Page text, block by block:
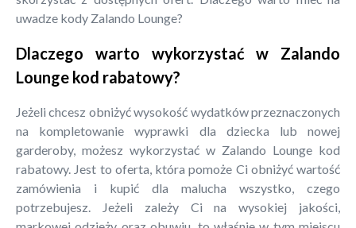
uwadze kody Zalando Lounge?
Dlaczego warto wykorzystać w Zalando
Lounge kod rabatowy?
Jeżeli chcesz obniżyć wysokość wydatków przeznaczonych
na kompletowanie wyprawki dla dziecka lub nowej
garderoby, możesz wykorzystać w Zalando Lounge kod
rabatowy. Jest to oferta, która pomoże Ci obniżyć wartość
zamówienia i kupić dla malucha wszystko, czego
potrzebujesz. Jeżeli zależy Ci na wysokiej jakości,